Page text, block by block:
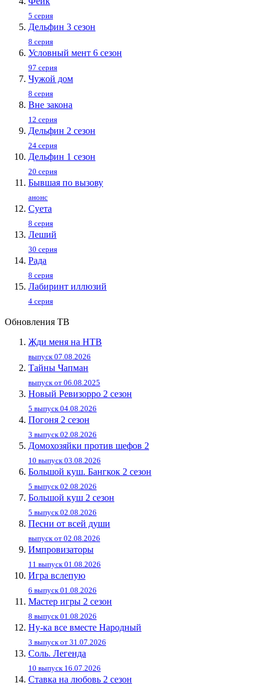
5 серия
Дельфин 3 сезон
8 серия
Условный мент 6 сезон
97 серия
Чужой дом
8 серия
Вне закона
12 серия
Дельфин 2 сезон
24 серия
Дельфин 1 сезон
20 серия
Бывшая по вызову
анонс
Суета
8 серия
Леший
30 серия
Рада
8 серия
Лабиринт иллюзий
4 серия
Обновления ТВ
Жди меня на НТВ
выпуск 07.08.2026
Тайны Чапман
выпуск от 06.08.2025
Новый Ревизорро 2 сезон
5 выпуск 04.08.2026
Погоня 2 сезон
3 выпуск 02.08.2026
Домохозяйки против шефов 2
10 выпуск 03.08.2026
Большой куш. Бангкок 2 сезон
5 выпуск 02.08.2026
Большой куш 2 сезон
5 выпуск 02.08.2026
Песни от всей души
выпуск от 02.08.2026
Импровизаторы
11 выпуск 01.08.2026
Игра вслепую
6 выпуск 01.08.2026
Мастер игры 2 сезон
8 выпуск 01.08.2026
Ну-ка все вместе Народный
3 выпуск от 31.07.2026
Соль. Легенда
10 выпуск 16.07.2026
Ставка на любовь 2 сезон